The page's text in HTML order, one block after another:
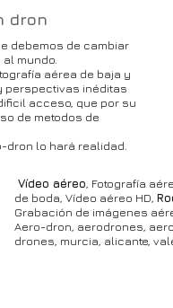
dron
debemos de cambiar
mundo.
aérea de baja y
perspectivas inéditas
acceso, que por su
de metodos de
dron lo hará realidad.
Vídeo aéreo , Fotografía
de boda, Vídeo aéreo HD,
Grabación de imágenes
Aero-dron, aerodrones,
drones, murcia, alicante,